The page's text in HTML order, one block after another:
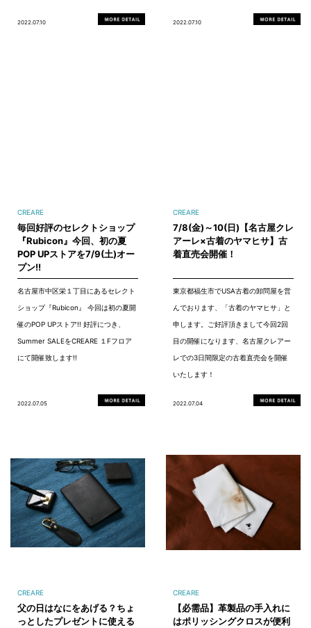
2022.07.10 2022.07.10
CREARE
毎回好評のセレクトショップ
『Rubicon』今回、初の夏
POP UPストアを7/9(土)オー
プン!!
名古屋市中区栄１丁目にあるセレクト
ショップ『Rubicon』 今回は初の夏開
催のPOP UPストア!! 好評につき、
Summer SALEをCREARE １Fフロア
にて開催致します!!
2022.07.05
CREARE
7/8(金)～10(日)【名古屋クレ
アーレ×古着のヤマヒサ】古
着直売会開催！
東京都福生市でUSA古着の卸問屋を営
んでおります、「古着のヤマヒサ」と
申します。ご好評頂きまして今回2回
目の開催になります、名古屋クレアー
レでの3日間限定の古着直売会を開催
いたします！
2022.07.04
CREARE
父の日はなにをあげる？ちょ
っとしたプレゼントに使える
CREARE
【必需品】革製品の手入れに
はポリッシングクロスが便利